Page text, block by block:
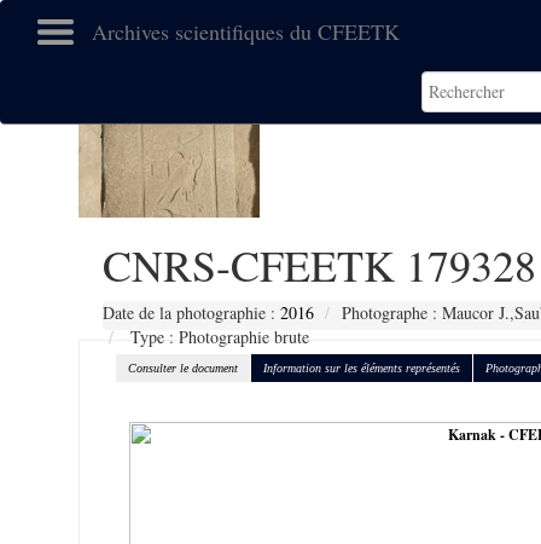
Archives scientifiques du CFEETK
CNRS-CFEETK 179328
Date de la photographie : 2016
Photographe : Maucor
Type : Photographie brute
Consulter le document Information sur les éléments représentés